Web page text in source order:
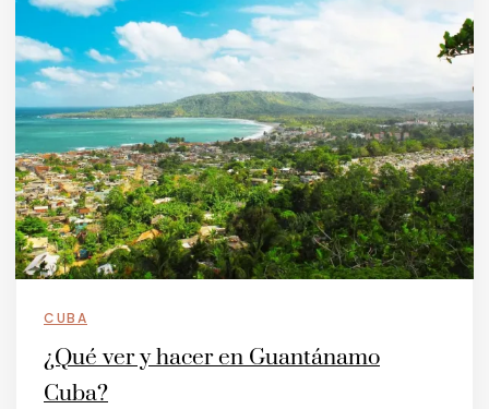
CUBA
¿Qué ver y hacer en Guantánamo
Cuba?